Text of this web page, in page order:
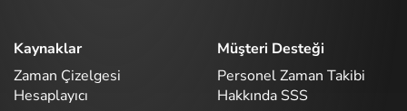
Kaynaklar
Zaman Çizelgesi
Hesaplayıcı
Müşteri Desteği
Personel Zaman Takibi
Hakkında SSS